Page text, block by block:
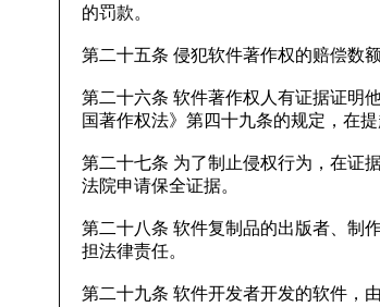
的罚款。
第二十五条 侵犯软件著作权的赔偿数
第二十六条 软件著作权人有证据证明
国著作权法》第四十九条的规定，在
第二十七条 为了制止侵权行为，在证
法院申请保全证据。
第二十八条 软件复制品的出版者、制
担法律责任。
第二十九条 软件开发者开发的软件，